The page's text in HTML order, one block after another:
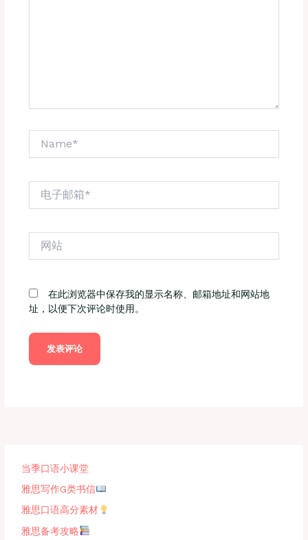
在此浏览器中保存我的显示名称、邮箱地址和网站地
址，以便下次评论时使用。
当季口语小课堂
雅思写作G类书信
雅思口语高分素材
雅思备考攻略